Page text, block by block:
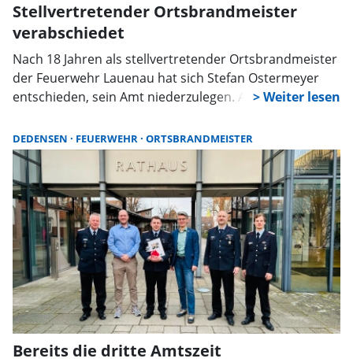
Stellvertretender Ortsbrandmeister
verabschiedet
Nach 18 Jahren als stellvertretender Ortsbrandmeister
der Feuerwehr Lauenau hat sich Stefan Ostermeyer
entschieden, sein Amt niederzulegen. An seine Stelle
im Feuerwehrhaus Lauenau wurde Ostermeyer
gebührend verabschiedet. Auch
Samtgemeindebürgermeister Thomas Wolf und
Bürgermeister Wilfried Mundt sowie weitere Vertreter
der Feuerwehr dankten ihm für seine langjährige
engagierte Amtszeit.
DEDENSEN FEUERWEHR ORTSBRANDMEISTER
Bereits die dritte Amtszeit